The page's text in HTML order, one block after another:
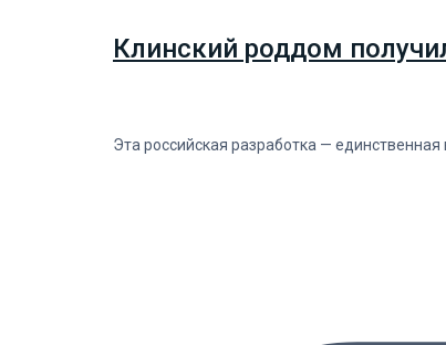
Клинский роддом
Эта российская разработка —